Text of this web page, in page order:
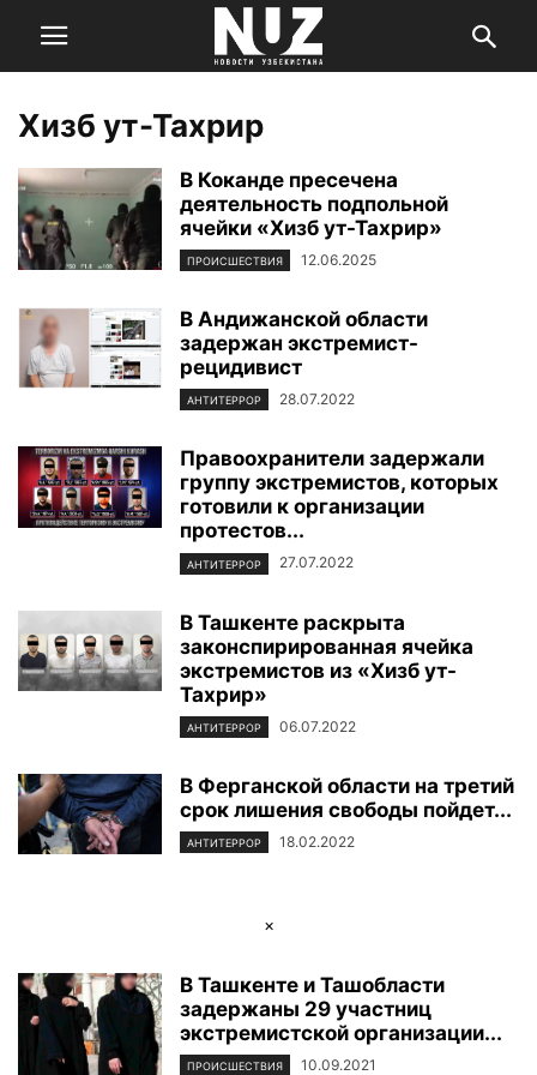
Хизб ут-Тахрир
В Коканде пресечена
деятельность подпольной
ячейки «Хизб ут-Тахрир»
ПРОИСШЕСТВИЯ 12.06.2025
В Андижанской области
задержан экстремист-
рецидивист
АНТИТЕРРОР 28.07.2022
Правоохранители задержали
группу экстремистов, которых
готовили к организации
протестов...
АНТИТЕРРОР 27.07.2022
В Ташкенте раскрыта
законспирированная ячейка
экстремистов из «Хизб ут-
Тахрир»
АНТИТЕРРОР 06.07.2022
В Ферганской области на третий
срок лишения свободы пойдет...
АНТИТЕРРОР 18.02.2022
×
В Ташкенте и Ташобласти
задержаны 29 участниц
экстремистской организации...
ПРОИСШЕСТВИЯ 10.09.2021